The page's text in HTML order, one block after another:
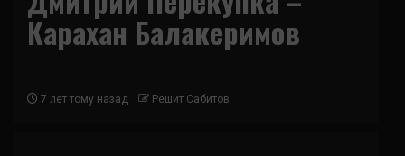
Карахан Балакеримов
7 лет тому назад Решит Сабитов